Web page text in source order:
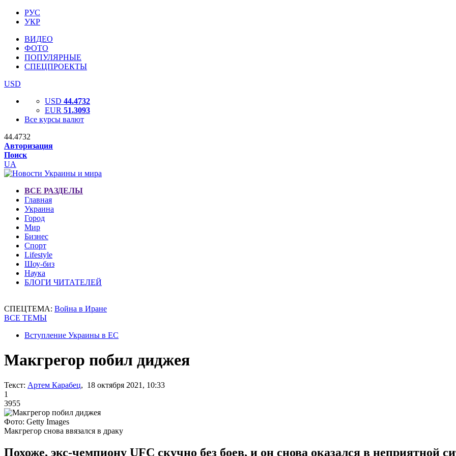
РУС
УКР
ВИДЕО
ФОТО
ПОПУЛЯРНЫЕ
СПЕЦПРОЕКТЫ
USD
USD 44.4732
EUR 51.3093
Все курсы валют
44.4732
Авторизация
Поиск
UA
ВСЕ РАЗДЕЛЫ
Главная
Украина
Город
Мир
Бизнес
Спорт
Lifestyle
Шоу-биз
Наука
БЛОГИ ЧИТАТЕЛЕЙ
СПЕЦТЕМА: Война в Иране
ВСЕ ТЕМЫ
Вступление Украины в ЕС
Макгрегор побил диджея
Текст: Артем Карабец, 18 октября 2021, 10:33
1
3955
Фото: Getty Images
Макгрегор снова ввязался в драку
Похоже, экс-чемпиону UFC скучно без боев, и он снова оказался в неприятной